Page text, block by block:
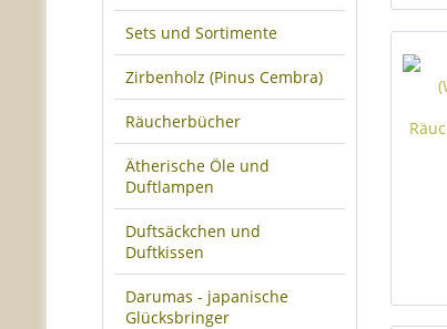
Sets und Sortimente
Zirbenholz (Pinus Cembra)
Räucherbücher
Ätherische Öle und
Duftlampen
Duftsäckchen und
Duftkissen
Darumas - japanische
Glücksbringer